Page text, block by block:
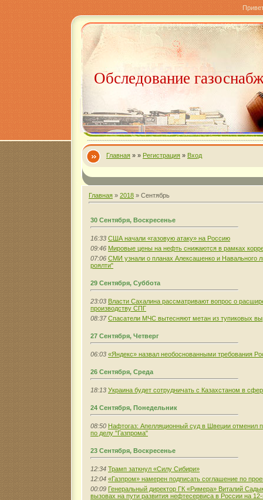
Обследование
Главная » » Регистрация » Вход
Главная » 2018 » Сентябрь
30 Сентября, Воскресенье
16:33 США начали «газовую атаку» на Россию
09:46 Мировые цены на нефть снижаются в рамках
07:06 СМИ узнали о планах Алексашенко и Навального
роялти"
29 Сентября, Суббота
23:03 Власти Сахалина рассматривают вопрос о
производству СПГ
08:37 Спасатели МЧС вытесняют метан из тупиковых
27 Сентября, Четверг
06:03 «Яндекс» назвал необоснованными требования
26 Сентября, Среда
18:13 Украина будет сотрудничать с Казахстаном в
24 Сентября, Понедельник
08:50 Нафтогаз: Апелляционный суд в Швеции отменил
по делу "Газпрома"
23 Сентября, Воскресенье
12:34 Трамп заткнул «Силу Сибири»
12:04 «Газпром» намерен подписать соглашение по
00:09 Генеральный директор ГК «Римера» Виталий
вызовах на пути развития нефтесервиса в России на